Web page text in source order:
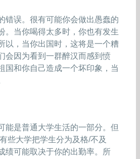
错误。很有可能你会做出愚蠢的
。当你喝得太多时，你也有发生
以，当你出国时，这将是一个糟
会因为看到一群醉汉而感到愤
国和你自己造成一个坏印象，当
能是普通大学生活的一部分。但
些大学把学生分为及格/不及
绩可能取决于你的出勤率。所